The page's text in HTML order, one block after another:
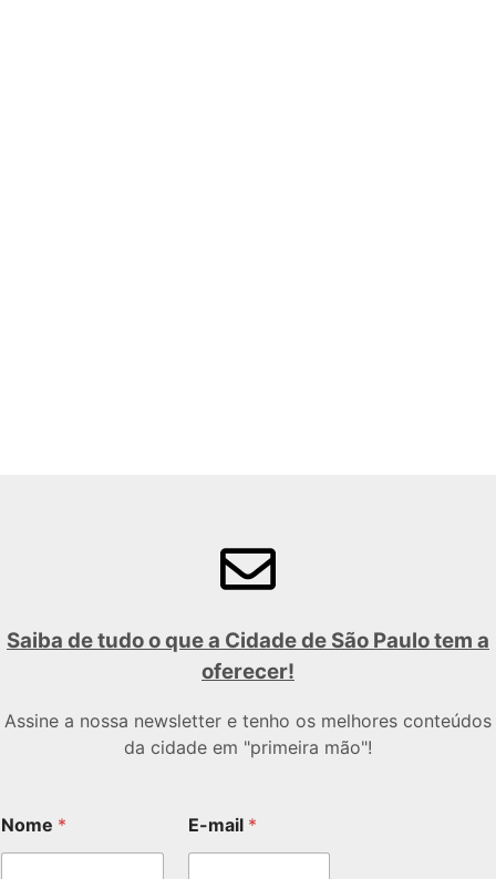
Saiba de tudo o que a Cidade de São Paulo tem a
oferecer!
Assine a nossa newsletter e tenho os melhores conteúdos
da cidade em "primeira mão"!
Nome * E-mail *